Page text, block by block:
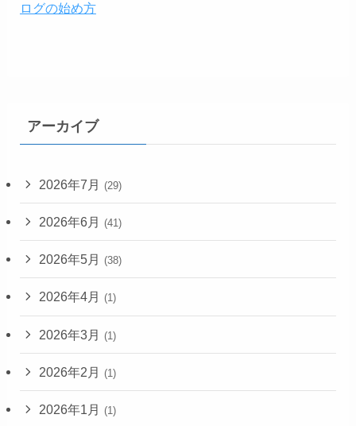
ログの始め方
アーカイブ
2026年7月 (29)
2026年6月 (41)
2026年5月 (38)
2026年4月 (1)
2026年3月 (1)
2026年2月 (1)
2026年1月 (1)